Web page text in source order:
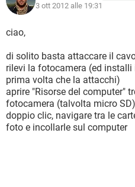
3 ott 2012 alle 19:31
ciao,
di solito basta attaccare il
rilevi la fotocamera (ed installi
prima volta che la attacchi)
aprire "Risorse del computer"
fotocamera (talvolta micro
doppio clic, navigare tra le
foto e incollarle sul computer